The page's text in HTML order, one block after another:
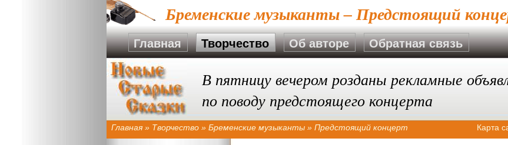
Бременские музыканты – Предстоящий
Главная Творчество Об авторе Обратная связь
В пятницу вечером розданы рекламные
по поводу предстоящего концерта
Главная » Творчество » Бременские музыканты » Предстоящий концерт Карта